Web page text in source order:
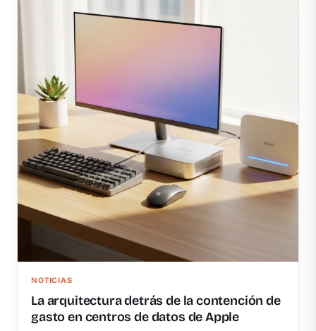
NOTICIAS
La arquitectura detrás de la contención de
gasto en centros de datos de Apple